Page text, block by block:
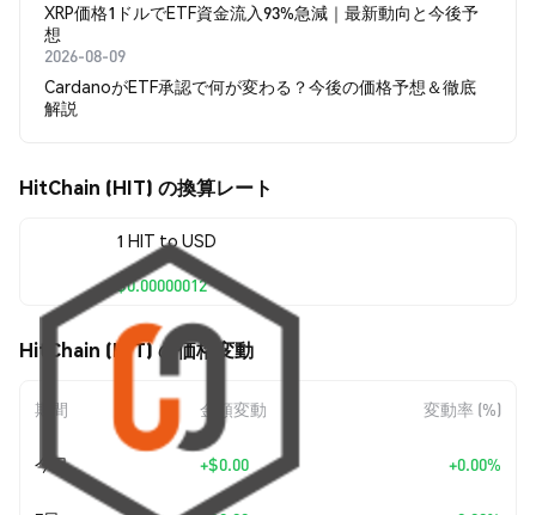
XRP価格1ドルでETF資金流入93%急減｜最新動向と今後予
想
2026-08-09
CardanoがETF承認で何が変わる？今後の価格予想＆徹底
解説
HitChain (HIT) の換算レート
1 HIT to USD
$0.00000012
HitChain (HIT) の価格変動
期間 金額変動 変動率 (%)
今日 +$0.00 +0.00%